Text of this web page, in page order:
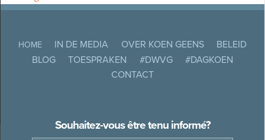
HOME IN DE MEDIA OVER KOEN GEENS
BELEID
BLOG
TOESPRAKEN #DWVG
#DAGKOEN
CONTACT
Souhaitez-vous être tenu informé?